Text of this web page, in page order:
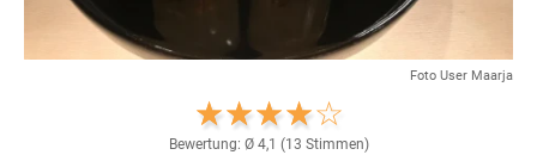
Foto User Maarja
Bewertung: Ø 4,1 (13 Stimmen)